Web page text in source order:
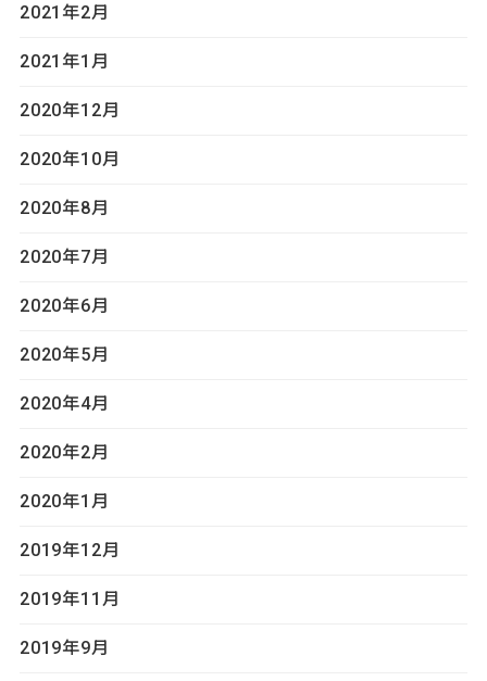
2021年2月
2021年1月
2020年12月
2020年10月
2020年8月
2020年7月
2020年6月
2020年5月
2020年4月
2020年2月
2020年1月
2019年12月
2019年11月
2019年9月